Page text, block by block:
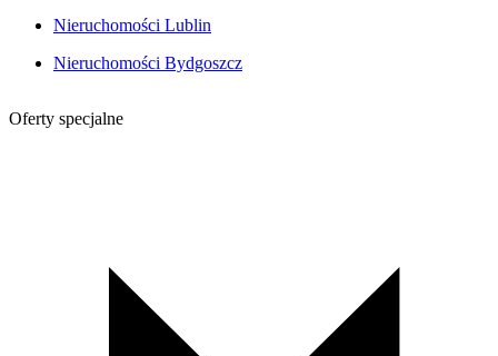
Nieruchomości Lublin
Nieruchomości Bydgoszcz
Oferty specjalne